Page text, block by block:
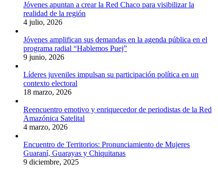
Jóvenes apuntan a crear la Red Chaco para visibilizar la
realidad de la región
4 julio, 2026
Jóvenes amplifican sus demandas en la agenda pública en el
programa radial “Hablemos Puej”
9 junio, 2026
Líderes juveniles impulsan su participación política en un
contexto electoral
18 marzo, 2026
Reencuentro emotivo y enriquecedor de periodistas de la Red
Amazónica Satelital
4 marzo, 2026
Encuentro de Territorios: Pronunciamiento de Mujeres
Guaraní, Guarayas y Chiquitanas
9 diciembre, 2025